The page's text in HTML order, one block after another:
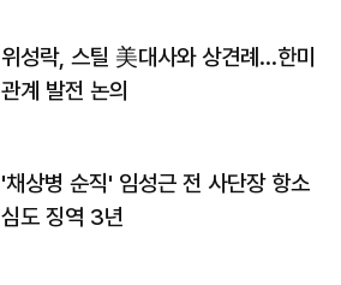
위성락, 스틸 美대사와 상견례…한미
관계 발전 논의
'채상병 순직' 임성근 전 사단장 항소
심도 징역 3년